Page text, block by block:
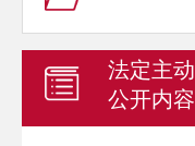
法定主动
公开内容